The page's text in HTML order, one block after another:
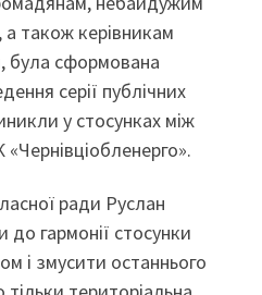
також керівникам
була сформована
серії публічних
у стосунках між
ради Руслан
гармонії стосунки
і змусити останнього